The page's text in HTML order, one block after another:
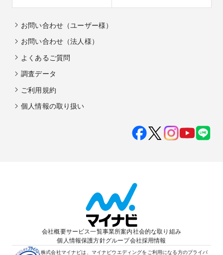
お問い合わせ（ユーザー様）
お問い合わせ（法人様）
よくあるご質問
調査データ
ご利用規約
個人情報の取り扱い
会社概要サービス一覧事業所案内社会的な取り組み
個人情報保護方針グループ会社採用情報
株式会社マイナビは、マイナビウエディングをご利用になる方のプライバ